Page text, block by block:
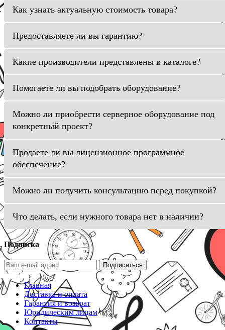
Как узнать актуальную стоимость товара?
Предоставляете ли вы гарантию?
Какие производители представлены в каталоге?
Помогаете ли вы подобрать оборудование?
Можно ли приобрести серверное оборудование под
конкретный проект?
Продаете ли вы лицензионное программное
обеспечение?
Можно ли получить консультацию перед покупкой?
Что делать, если нужного товара нет в наличии?
Подписка
Подписаться
Главная
Доставка и оплата
Гарантия и возврат
Юридическим лицам
Контакты